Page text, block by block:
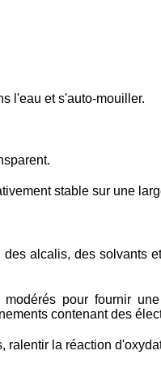
l'eau et s'auto-mouiller.
stable sur une
alcalis, des
pour fournir
contenant des
ralentir la réaction